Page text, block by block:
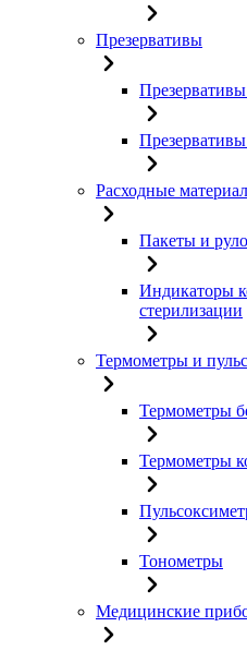
Презервативы
Расходные
Пакеты и
Индикаторы
стерилизации
Термометры и
Термометры
Термометры
Тонометры
Медицинские